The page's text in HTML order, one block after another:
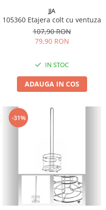
JJA
105360 Etajera colt cu ventuza
107,90 RON
79,90 RON
IN STOC
ADAUGA IN COS
-31%